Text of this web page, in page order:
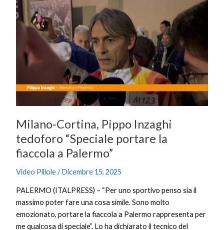
Milano-Cortina, Pippo Inzaghi
tedoforo “Speciale portare la
fiaccola a Palermo”
Video Pillole/Dicembre 15, 2025
PALERMO (ITALPRESS) – “Per uno sportivo penso sia il
massimo poter fare una cosa simile. Sono molto
emozionato, portare la fiaccola a Palermo rappresenta per
me qualcosa di speciale”. Lo ha dichiarato il tecnico del
Milano-
Cortina,
Pippo
tedoforo
“Speciale
Palermo”